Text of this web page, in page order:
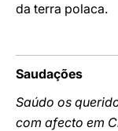
da terra polaca.
Saudações
Saúdo os
com afecto em